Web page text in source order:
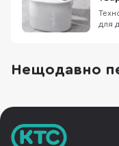
для
вдома. 1. Uahpet Glow
Нещодавно